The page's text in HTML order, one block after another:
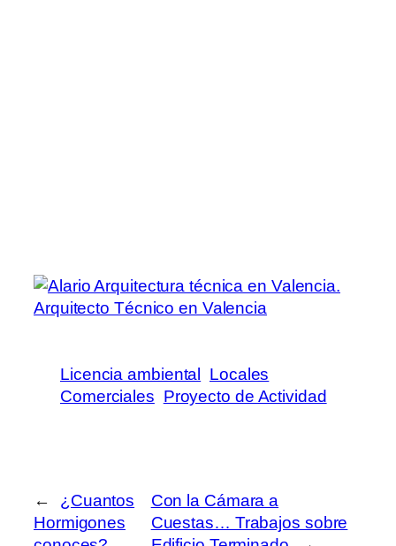
Licencia ambiental Locales
Comerciales Proyecto de Actividad
←
¿Cuantos
Hormigones
Con la Cámara a
Cuestas… Trabajos sobre